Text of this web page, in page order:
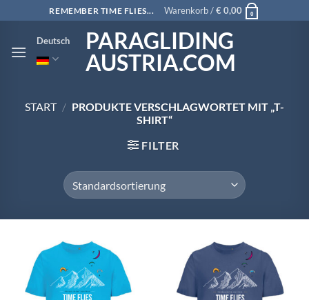
Inhalt
springen
REMEMBER TIME FLIES... Warenkorb /€0,00 0
PARAGLIDING
AUSTRIA.COM
Deutsch
START / PRODUKTE VERSCHLAGWORTET MIT „T-
SHIRT“
FILTER